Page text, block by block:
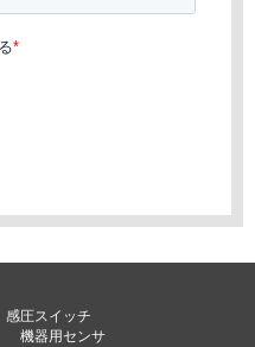
感圧スイッチ
機器用センサ